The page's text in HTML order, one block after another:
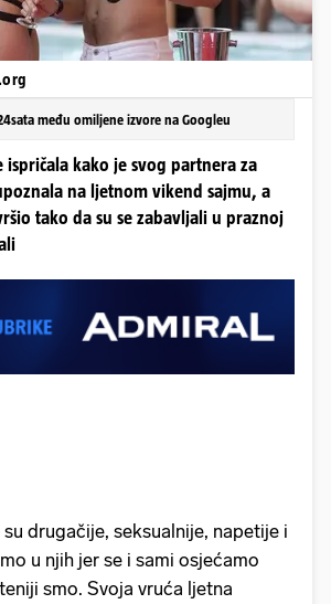
među omiljene izvore na Googleu
ispričala kako je svog partnera za
na ljetnom vikend sajmu, a
tako da su se zabavljali u praznoj
drugačije, seksualnije, napetije i
u njih jer se i sami osjećamo
smo. Svoja vruća ljetna